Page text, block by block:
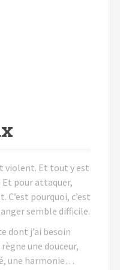
violent. Et tout y est
pour attaquer,
C’est pourquoi, c’est
semble difficile.
dont j’ai besoin
une douceur,
une harmonie…